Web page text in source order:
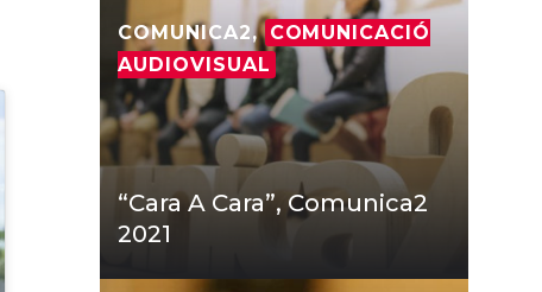
COMUNICA2, COMUNICACIÓ
AUDIOVISUAL
“Cara A Cara”, Comunica2
2021